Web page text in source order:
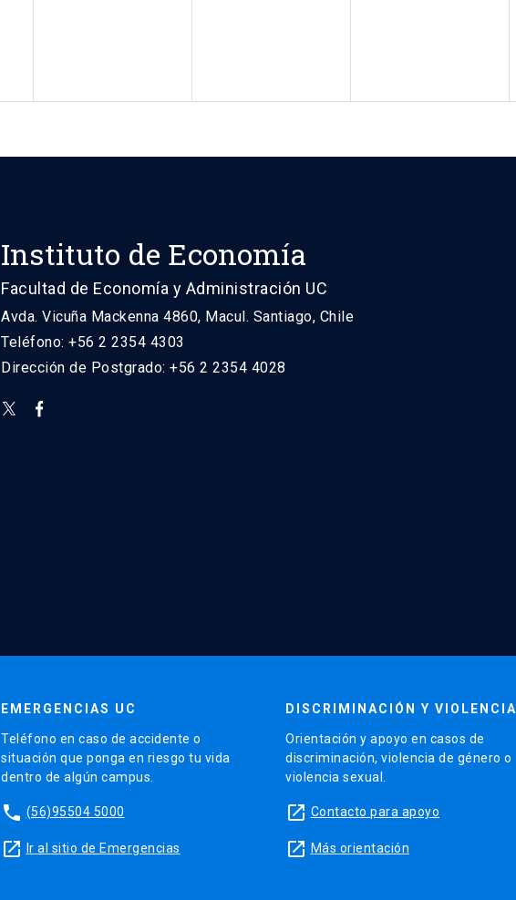
Instituto de Economía
Facultad de Economía y Administración UC
Avda. Vicuña Mackenna 4860, Macul. Santiago, Chile
Teléfono: +56 2 2354 4303
Dirección de Postgrado: +56 2 2354 4028
EMERGENCIAS UC
Teléfono en caso de accidente o
situación que ponga en riesgo tu vida
dentro de algún campus.
phone (56)95504 5000
launch Ir al sitio de Emergencias
DISCRIMINACIÓN Y VIOLENCIA
Orientación y apoyo en casos de
discriminación, violencia de género o
violencia sexual.
launch Contacto para apoyo
launch Más orientación